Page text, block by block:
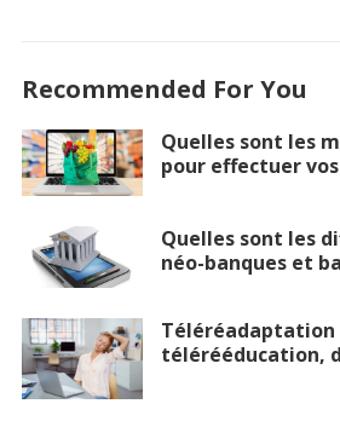
Recommended For You
Quelles sont les
pour effectuer
Quelles sont les
néo-banques et
Téléréadaptation
télérééducation,